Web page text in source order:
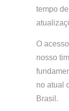
tempo
O
nosso
no atual
Brasil.